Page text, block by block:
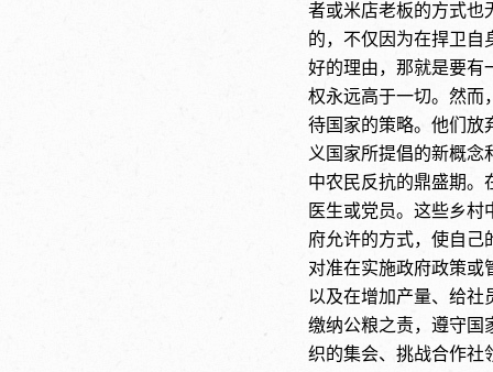
者或米店老板的方式也
的，不仅因为在捍卫自
好的理由，那就是要有
权永远高于一切。然而
待国家的策略。他们放
义国家所提倡的新概念
中农民反抗的鼎盛期。
医生或党员。这些乡
府允许的方式，使自己
对准在实施政府政策或
以及在增加产量、给社
缴纳公粮之责，遵守国
织的集会、挑战合作社